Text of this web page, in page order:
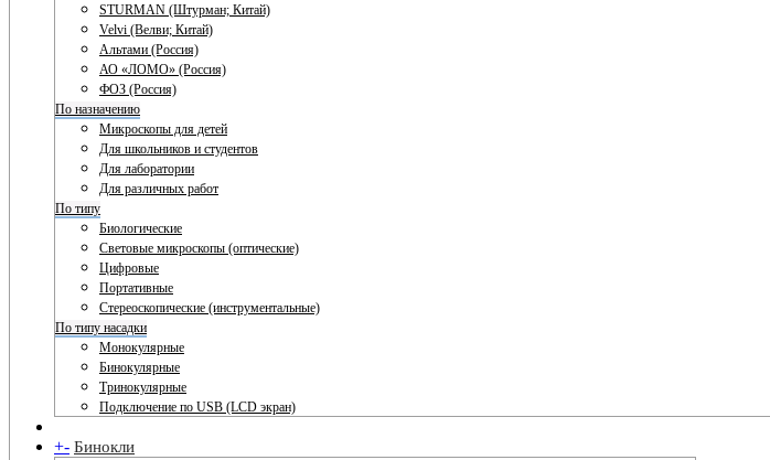
STURMAN (Штурман; Китай)
Velvi (Велви; Китай)
Альтами (Россия)
АО «ЛОМО» (Россия)
ФОЗ (Россия)
По назначению
Микроскопы для детей
Для школьников и студентов
Для лаборатории
Для различных работ
По типу
Биологические
Световые микроскопы (оптические)
Цифровые
Портативные
Стереоскопические (инструментальные)
По типу насадки
Монокулярные
Бинокулярные
Тринокулярные
Подключение по USB (LCD экран)
+- Бинокли